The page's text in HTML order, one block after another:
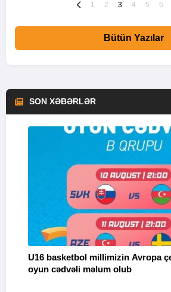
1 2 3 4 5 6
Bütün Yazılar
SON XƏBƏRLƏR
U16 basketbol millimizin Avropa
oyun cədvəli məlum olub